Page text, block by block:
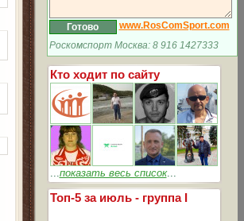
www.RosComSport.com
Роскомспорт Москва: 8 916 1427333
Кто ходит по сайту
...показать весь список...
Топ-5 за июль - группа I